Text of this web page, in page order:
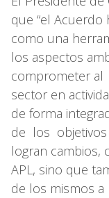
que “el
como una
los aspectos
comprometer al
sector en
de forma
de los
logran cambios,
APL, sino que
de los mismos